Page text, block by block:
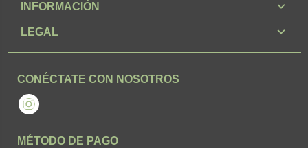
INFORMACIÓN
LEGAL
CONÉCTATE CON NOSOTROS
Instagram
MÉTODO DE PAGO